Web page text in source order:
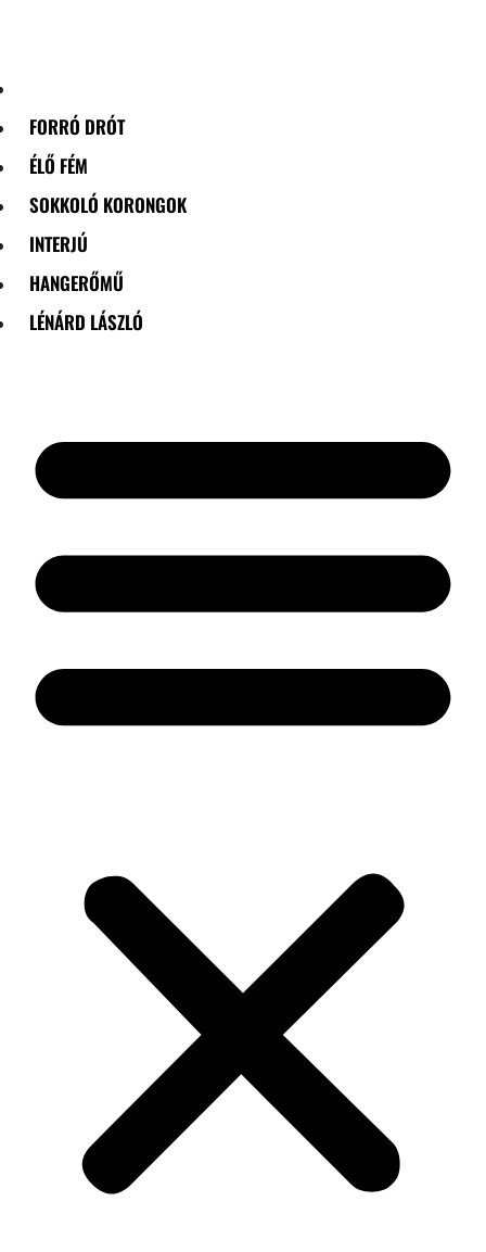
FORRÓ DRÓT
ÉLŐ FÉM
SOKKOLÓ KORONGOK
INTERJÚ
HANGERŐMŰ
LÉNÁRD LÁSZLÓ